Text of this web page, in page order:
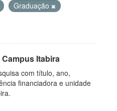
Graduação
Itabira
com título, ano,
financiadora e unidade